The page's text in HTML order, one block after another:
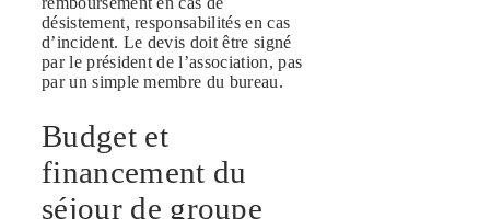
désistement, responsabilités en cas
d’incident. Le devis doit être signé
par le président de l’association, pas
par un simple membre du bureau.
Budget et
financement du
séjour de groupe